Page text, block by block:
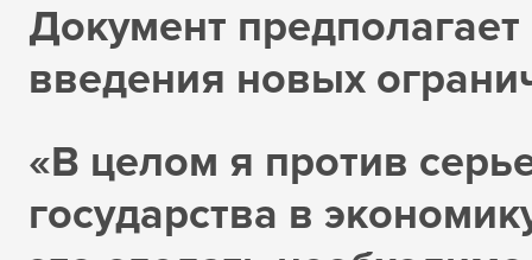
Документ
введения новых
«В целом я против
государства в